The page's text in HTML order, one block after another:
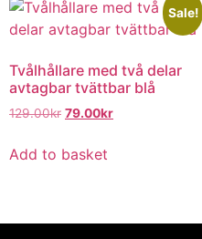
Sale!
Tvålhållare med två delar
avtagbar tvättbar blå
129.00kr 79.00kr
Add to basket